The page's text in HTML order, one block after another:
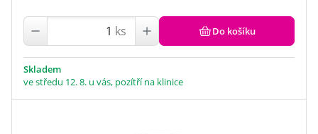
ks Do košíku
Skladem
ve středu 12. 8. u vás, pozítří na klinice